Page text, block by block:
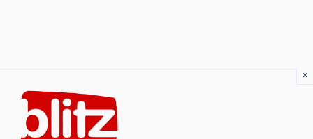
content
×